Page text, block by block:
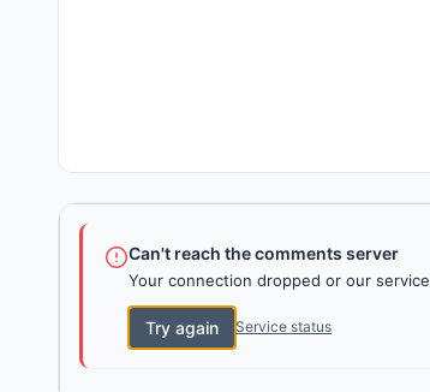
Can't reach the comments server
Your connection dropped or our
Try again Service status